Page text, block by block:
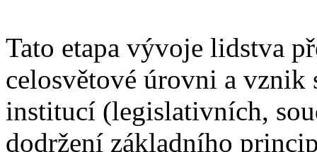
Tato etapa vývoje lidstva
celosvětové úrovni a vznik
institucí (legislativních,
dodržení základního